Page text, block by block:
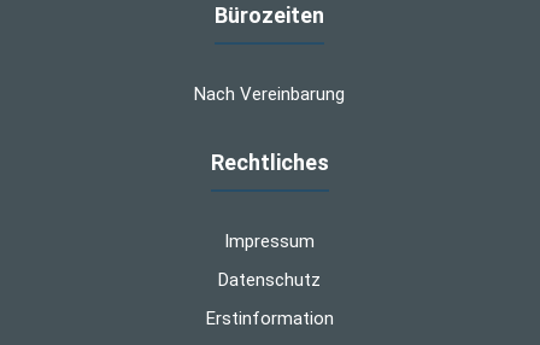
Bürozeiten
Nach Vereinbarung
Rechtliches
Impressum
Datenschutz
Erstinformation